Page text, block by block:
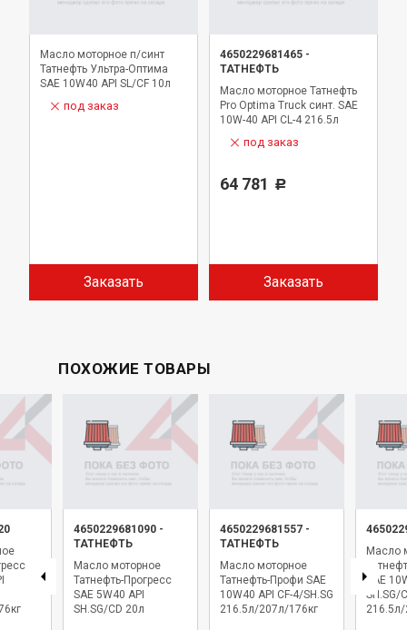
Масло моторное п/синт
Татнефть Ультра-Оптима
SAE 10W40 API SL/CF 10л
под заказ
Заказать
4650229681465 -
ТАТНЕФТЬ
Масло моторное Татнефть
Pro Optima Truck синт. SAE
10W-40 API CL-4 216.5л
под заказ
64 781 Р
Заказать
ПОХОЖИЕ ТОВАРЫ
4650229681090 -
ТАТНЕФТЬ
Масло моторное
Татнефть-Прогресс
SAE 5W40 API
SH.SG/CD 20л
4650229681557 -
ТАТНЕФТЬ
Масло моторное
Татнефть-Профи SAE
10W40 API CF-4/SH.SG
216.5л/207л/176кг
Масло
SAE
SH.SG/
216.5л/